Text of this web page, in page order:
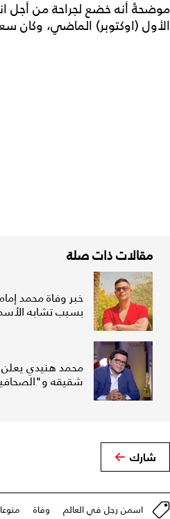
موضحةً أنه خضع لجراحة من
الأول (اوكتوبر) الماضي، وكان
مقالات ذات صلة
خبر وفاة محمد
بسبب تشابه
محمد هنيدي يعلن
شقيقه
شارك
اسمن رجل في العالم وفاة